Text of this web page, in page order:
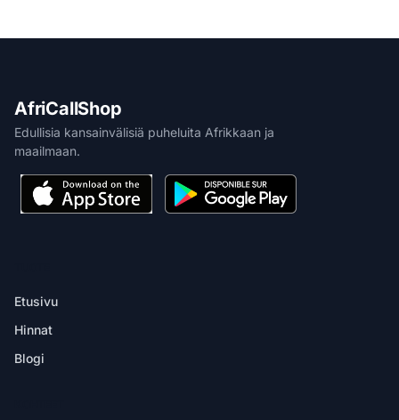
AfriCallShop
Edullisia kansainvälisiä puheluita Afrikkaan ja
maailmaan.
Etusivu
Hinnat
Blogi